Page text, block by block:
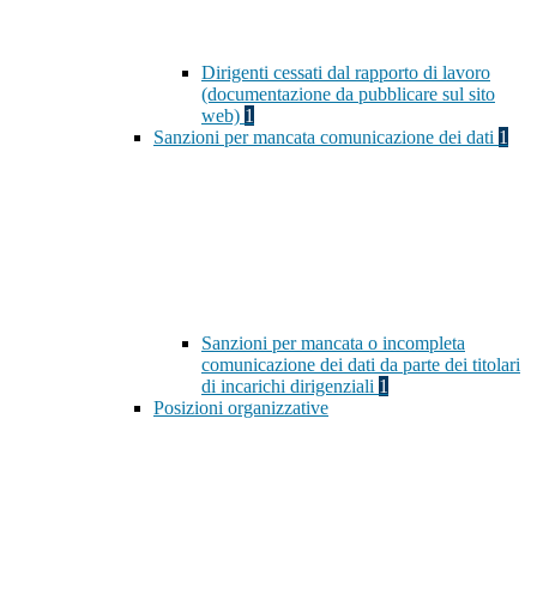
Dirigenti cessati dal rapporto di lavoro
(documentazione da pubblicare sul sito
web) 1
Sanzioni per mancata comunicazione dei dati 1
Sanzioni per mancata o incompleta
comunicazione dei dati da parte dei titolari
di incarichi dirigenziali 1
Posizioni organizzative